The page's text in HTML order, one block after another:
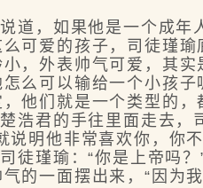
，如果他是一个成年
可爱的孩子，司徒瑾瑜
外表帅气可爱，其实
可以输给一个小孩子
他们就是一个类型的，
君的手往里面走去，
明他非常喜欢你，你
瑾瑜：“你是上帝吗？
一面摆出来，“因为